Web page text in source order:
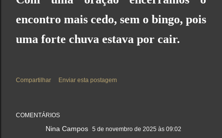
encontro mais cedo, sem o bingo, pois
uma forte chuva estava por cair.
Compartilhar Enviar esta postagem
COMENTÁRIOS
Nina Campos 5 de novembro de 2025 às 09:02